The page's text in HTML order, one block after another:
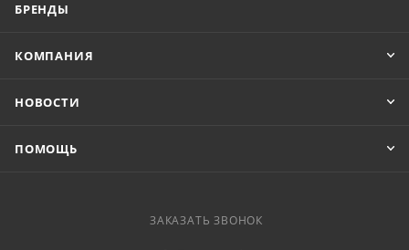
БРЕНДЫ
КОМПАНИЯ
НОВОСТИ
ПОМОЩЬ
ЗАКАЗАТЬ ЗВОНОК